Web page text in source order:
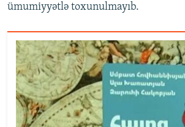
ümumiyyətlə toxunulmayıb.